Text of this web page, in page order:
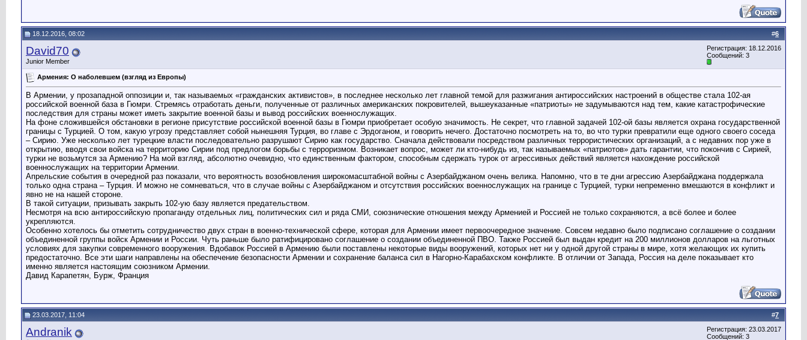
#6
18.12.2016, 08:02
David70
Junior Member
Регистрация: 18.12.2016
Сообщений: 3
Армения: О наболевшем (взгляд из Европы)
В Армении, у прозападной оппозиции и, так называемых «гражданских активистов», в последнее несколько лет главной темой для разжигания антироссийских настроений в обществе стала 102-ая
российской военной база в Гюмри. Стремясь отработать деньги, полученные от различных американских покровителей, вышеуказанные «патриоты» не задумываются над тем, какие катастрофические
последствия для страны может иметь закрытие военной базы и вывод российских военнослужащих.
На фоне сложившейся обстановки в регионе присутствие российской военной базы в Гюмри приобретает особую значимость. Не секрет, что главной задачей 102-ой базы является охрана государственной
границы с Турцией. О том, какую угрозу представляет собой нынешняя Турция, во главе с Эрдоганом, и говорить нечего. Достаточно посмотреть на то, во что турки превратили еще одного своего соседа
– Сирию. Уже несколько лет турецкие власти последовательно разрушают Сирию как государство. Сначала действовали посредством различных террористических организаций, а с недавних пор уже в
открытию, вводя свои войска на территорию Сирии под предлогом борьбы с терроризмом. Возникает вопрос, может ли кто-нибудь из, так называемых «патриотов» дать гарантии, что покончив с Сирией,
турки не возьмутся за Армению? На мой взгляд, абсолютно очевидно, что единственным фактором, способным сдержать турок от агрессивных действий является нахождение российской
военнослужащих на территории Армении.
Апрельские события в очередной раз показали, что вероятность возобновления широкомасштабной войны с Азербайджаном очень велика. Напомню, что в те дни агрессию Азербайджана поддержала
только одна страна – Турция. И можно не сомневаться, что в случае войны с Азербайджаном и отсутствия российских военнослужащих на границе с Турцией, турки непременно вмешаются в конфликт и
явно не на нашей стороне.
В такой ситуации, призывать закрыть 102-ую базу является предательством.
Несмотря на всю антироссийскую пропаганду отдельных лиц, политических сил и ряда СМИ, союзнические отношения между Арменией и Россией не только сохраняются, а всё более и более
укрепляются.
Особенно хотелось бы отметить сотрудничество двух стран в военно-технической сфере, которая для Армении имеет первоочередное значение. Совсем недавно было подписано соглашение о создании
объединенной группы войск Армении и России. Чуть раньше было ратифицировано соглашение о создании объединенной ПВО. Также Россией был выдан кредит на 200 миллионов долларов на льготных
условиях для закупки современного вооружения. Вдобавок Россией в Армению были поставлены некоторые виды вооружений, которых нет ни у одной другой страны в мире, хотя желающих их купить
предостаточно. Все эти шаги направлены на обеспечение безопасности Армении и сохранение баланса сил в Нагорно-Карабахском конфликте. В отличии от Запада, Россия на деле показывает кто
именно является настоящим союзником Армении.
Давид Карапетян, Бурж, Франция
#7
23.03.2017, 11:04
Andranik
Регистрация: 23.03.2017
Сообщений: 3